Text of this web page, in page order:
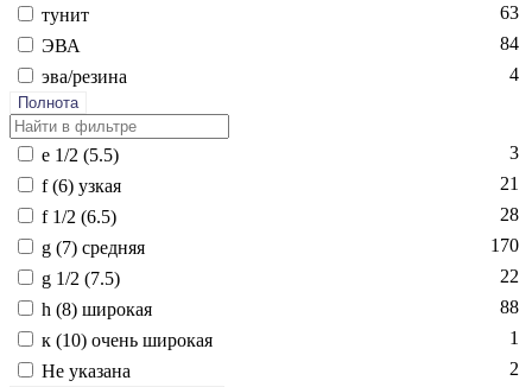
ту­нит
63
ЭВА
84
эва/ре­зина
4
Полнота
e 1/2 (5.5)
3
f (6) уз­кая
21
f 1/2 (6.5)
28
g (7) сред­няя
170
g 1/2 (7.5)
22
h (8) ши­рокая
88
к (10) очень ши­рокая
1
Не ука­зана
2